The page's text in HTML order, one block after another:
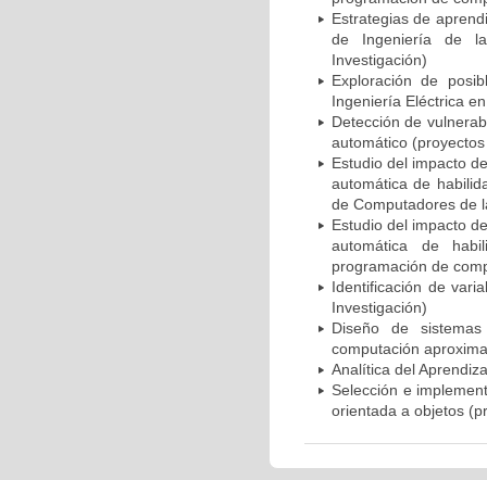
Estrategias de
de Ingeniería de
Investigación)
Exploración de
Ingeniería Eléctrica
Detección de
automático
Estudio del impacto
automática de
de Computadores de
Estudio del impacto
automática de
programación de
Identificación de
Investigación)
Diseño de
computación
Analítica del
Selección e
orientada a objetos